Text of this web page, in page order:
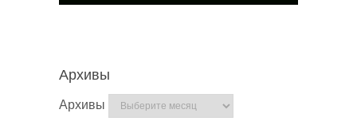
Архивы
Архивы